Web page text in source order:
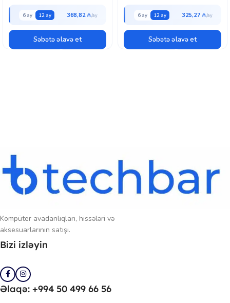
6 ay 12 ay 368,82 ₼
Səbətə əlavə et
6 ay 12 ay 325,27 ₼
Səbətə əlavə et
Kompüter avadanlıqları, hissələri və
aksesuarlarının satışı.
Bizi izləyin
Əlaqə: +994 50 499 66 56